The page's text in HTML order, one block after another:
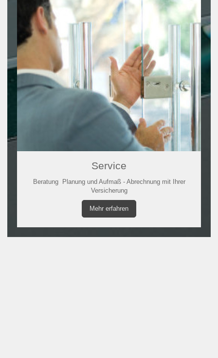
Service
Beratung Planung und Aufmaß - Abrechnung mit Ihrer
Versicherung
Mehr erfahren